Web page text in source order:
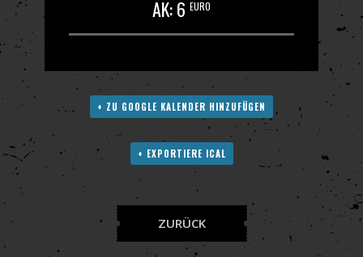
AK: 6 EURO
+ ZU GOOGLE KALENDER HINZUFÜGEN
+ EXPORTIERE ICAL
ZURÜCK